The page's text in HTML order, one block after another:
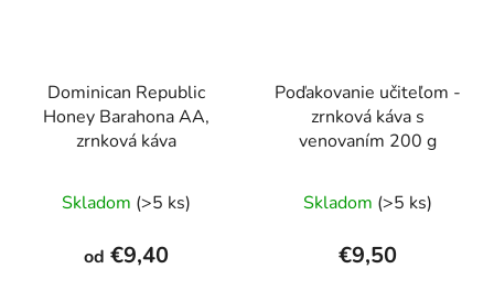
Dominican Republic
Honey Barahona AA,
zrnková káva
hodnotenie
produktu
je
Skladom (>5 ks)
od €9,40
Poďakovanie učiteľom -
zrnková káva s
venovaním 200 g
hodnotenie
produktu
je
Skladom (>5 ks)
€9,50